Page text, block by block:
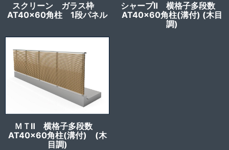
スクリーン ガラス枠
AT40x60角柱 1段パネル
シャープⅡ 横格子多段数
AT40x60角柱(溝付) (木目
調)
ＭＴⅡ 横格子多段数
AT40x60角柱(溝付) (木
目調)